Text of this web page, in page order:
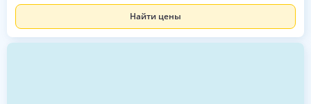
Найти цены